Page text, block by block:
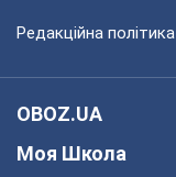
Редакційна політика
OBOZ.UA
Моя Школа